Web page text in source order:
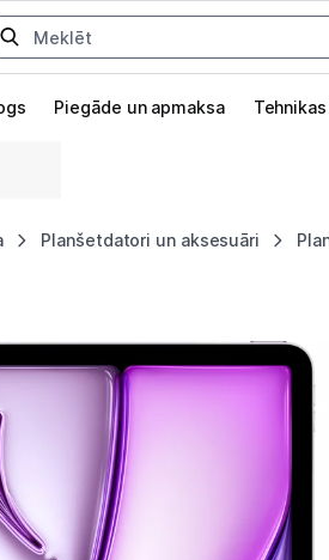
galveno saturu
Piegāde un apmaksa
Planšetdatori un aksesuāri
vai deaktivizēšanai visā lapā.